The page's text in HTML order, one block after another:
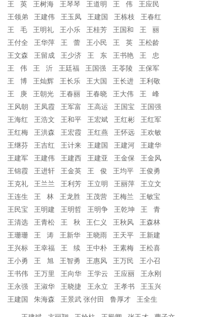
王 英 王树海 王琴琴 王道明 王 伟 王应民
王领弟 王建伟 王玉凤 王建国 王栋枝 王春红
王 毛 王明礼 王小乐 王桂芳 王国和 王 丽
王付全 王华萍 王 蕾 王小民 王 英 王松龄
王文森 王留成 王少济 王 东 王书艳 王 忠
王 伟 王 沂 王廷福 王国强 王苓陵 王保军
王 博 王灿辉 王长乐 王大国 王长进 王利敬
王 庚 王朝光 王春丽 王春晓 王大伟 王 峰
王风朝 王凤霞 王军富 王高运 王国宝 王国强
王海红 王浩文 王和平 王宏斌 王红彬 王红军
王红梅 王洪森 王宏霞 王红燕 王怀远 王欢敏
王继芬 王吉红 王计来 王建国 王建河 王建华
王建军 王建伟 王建西 王建亚 王金保 王金风
王锦霞 王进轩 王金英 王 俊 王均平 王俊勇
王克礼 王兰兰 王利芳 王立明 王丽萍 王立文
王连生 王 林 王龙胜 王茂营 王梅兰 王敏宝
王民宝 王明建 王明哲 王明争 王乾坤 王 青
王清选 王青松 王 秋 王仁义 王秋风 王森林
王珊珊 王 涛 王新华 王晓雨 王天平 王新建
王兴标 王幸福 王 续 王中朴 王素梅 王松喜
王小勇 王 旭 王智勇 王惠风 王万民 王小召
王书伟 王万里 王向华 王学云 王应丽 王永刚
王永强 王淑华 王晓捷 王永立 王孝书 王玉兴
王建国 朱海森 王景武 张付田 鲁厚才 王全生